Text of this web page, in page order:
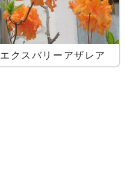
エクスバリーアザレア